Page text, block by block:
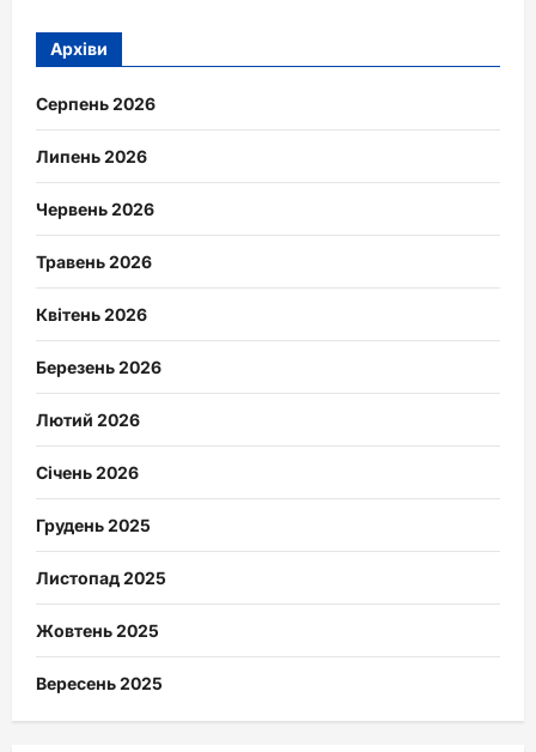
Архіви
Серпень 2026
Липень 2026
Червень 2026
Травень 2026
Квітень 2026
Березень 2026
Лютий 2026
Січень 2026
Грудень 2025
Листопад 2025
Жовтень 2025
Вересень 2025